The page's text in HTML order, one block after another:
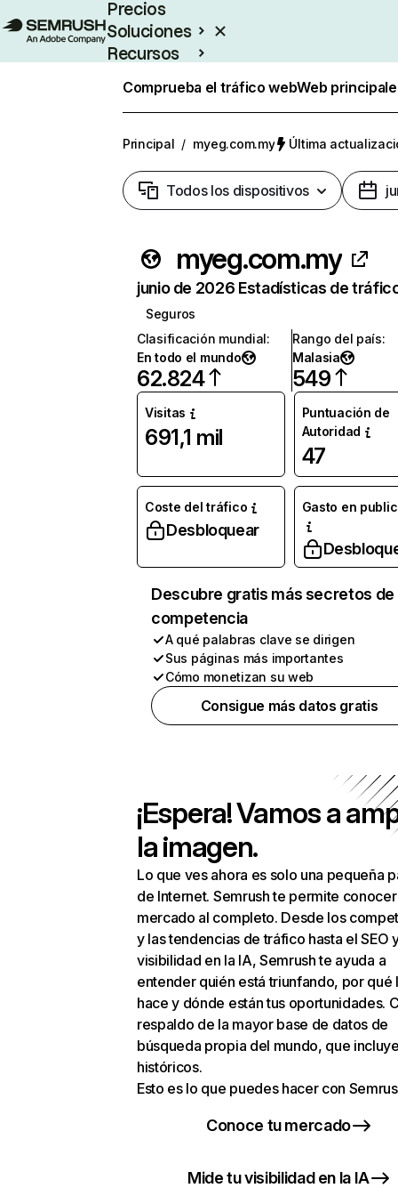
Precios
Soluciones
Recursos
Comprueba el tráfico webWeb
Principal / myeg.com.my Última
Todos los dispositivos
myeg.com.my
junio de 2026 Estadísticas de
Seguros
Clasificación mundial:
En todo el mundo
62.824
Rango del país:
Malasia
549
Visitas
691,1 mil
Puntuación de
Autoridad
47
Coste del tráfico
Desbloquear
Gasto en
Descubre gratis más secretos de
competencia
A qué palabras clave se dirigen
Sus páginas más importantes
Cómo monetizan su web
Consigue más datos gratis
¡Espera! Vamos a
la imagen.
Lo que ves ahora es solo una pequeña
de Internet. Semrush te permite
mercado al completo. Desde los
y las tendencias de tráfico hasta el SEO
visibilidad en la IA, Semrush te ayuda a
entender quién está triunfando, por qué
hace y dónde están tus oportunidades.
respaldo de la mayor base de datos de
búsqueda propia del mundo, que
históricos.
Esto es lo que puedes hacer con
Conoce tu mercado
Mide tu visibilidad en la IA